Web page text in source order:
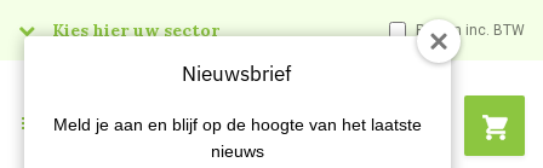
Kies hier uw sector Prijzen inc. BTW
Menu
Nieuwsbrief
Meld je aan en blijf op de hoogte van het laatste
nieuws